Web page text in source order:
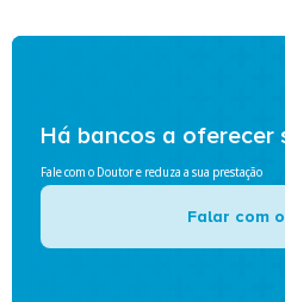
Há bancos a oferecer
Fale com o Doutor e reduza a sua prestação
Falar com